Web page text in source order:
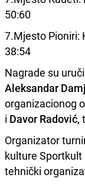
50:60
7.Mjesto Pioniri:
38:54
Nagrade su
Aleksandar
organizacionog
i Davor Radović,
Organizator
kulture Sportkult
tehnički